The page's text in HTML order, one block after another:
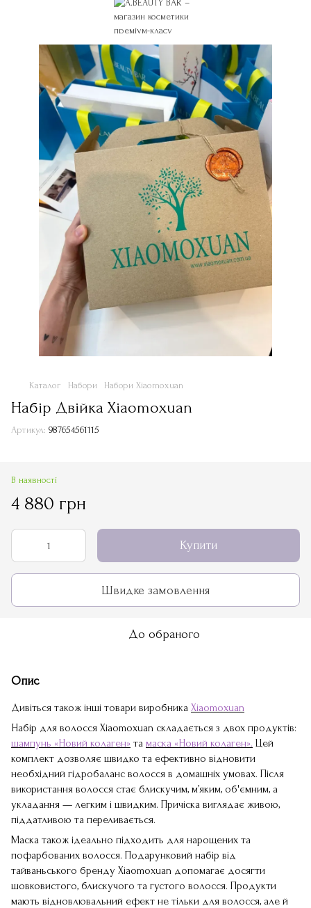
Каталог Набори Набори Xiaomoxuan
Набір Двійка Xiaomoxuan
Артикул: 987654561115
В наявності
4 880 грн
Купити
Швидке замовлення
До обраного
Опис
Дивіться також інші товари виробника Xiaomoxuan
Набір для волосся Xiaomoxuan складається з двох продуктів:
шампунь «Новий колаген» та маска «Новий колаген». Цей
комплект дозволяє швидко та ефективно відновити
необхідний гідробаланс волосся в домашніх умовах. Після
використання волосся стає блискучим, м’яким, об'ємним, а
укладання — легким і швидким. Причіска виглядає живою,
піддатливою та переливається.
Маска також ідеально підходить для нарощених та
пофарбованих волосся. Подарунковий набір від
тайваньського бренду Xiaomoxuan допомагає досягти
шовковистого, блискучого та густого волосся. Продукти
мають відновлювальний ефект не тільки для волосся, але й